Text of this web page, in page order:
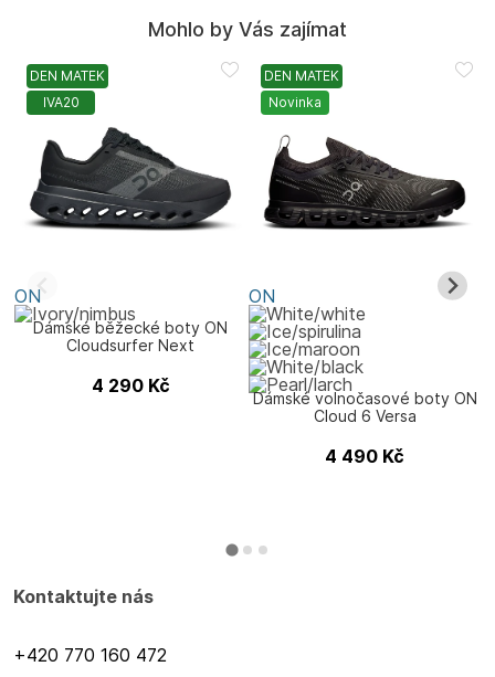
Mohlo by Vás zajímat
DEN MATEK
IVA20
ON
Dámské běžecké boty ON
Cloudsurfer Next
4 290 Kč
DEN MATEK
Novinka
ON
Dámské volnočasové boty ON
Cloud 6 Versa
4 490 Kč
Kontaktujte nás
+420 770 160 472